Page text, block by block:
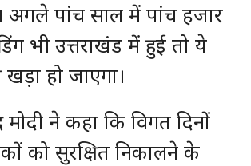
पांच साल में पांच हजार
भी उत्तराखंड में हुई तो ये
खड़ा हो जाएगा।
मोदी ने कहा कि विगत दिनों
को सुरक्षित निकालने के